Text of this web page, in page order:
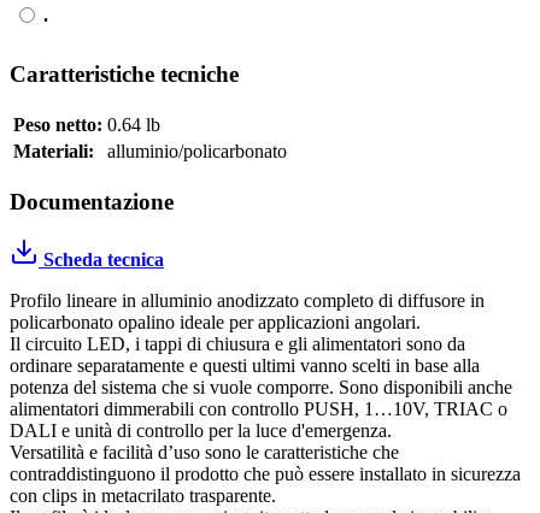
.
Caratteristiche tecniche
Peso netto: 0.64 lb
Materiali:
alluminio/policarbonato
Documentazione
Scheda tecnica
Profilo lineare in alluminio anodizzato completo di diffusore in
policarbonato opalino ideale per applicazioni angolari.
Il circuito LED, i tappi di chiusura e gli alimentatori sono da
ordinare separatamente e questi ultimi vanno scelti in base alla
potenza del sistema che si vuole comporre. Sono disponibili anche
alimentatori dimmerabili con controllo PUSH, 1…10V, TRIAC o
DALI e unità di controllo per la luce d'emergenza.
Versatilità e facilità d’uso sono le caratteristiche che
contraddistinguono il prodotto che può essere installato in sicurezza
con clips in metacrilato trasparente.